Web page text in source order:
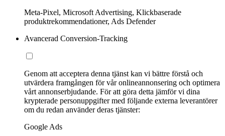
Meta-Pixel, Microsoft Advertising, Klickbaserade
produktrekommendationer, Ads Defender
Avancerad Conversion-Tracking
Genom att acceptera denna tjänst kan vi bättre förstå och
utvärdera framgången för vår onlineannonsering och optimera
vårt annonserbjudande. För att göra detta jämför vi dina
krypterade personuppgifter med följande externa leverantörer
om du redan använder deras tjänster:
Google Ads